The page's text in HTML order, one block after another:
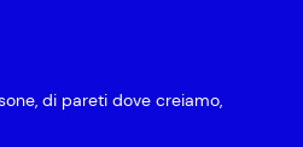
di pareti dove creiamo,